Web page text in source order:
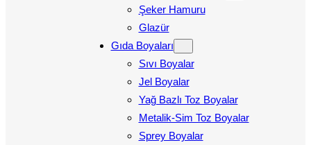
Şeker Hamuru
Glazür
Gıda Boyaları
Sıvı Boyalar
Jel Boyalar
Yağ Bazlı Toz Boyalar
Metalik-Sim Toz Boyalar
Sprey Boyalar